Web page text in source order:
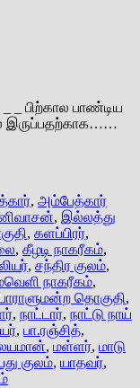
பிற்கால பாண்டிய
இருப்பதற்காக……
, அம்பேத்கார்
, இல்லத்து
, களப்பிரர்,
, கீழடி நாகரீகம்,
, சந்திர குலம்,
நாகரீகம்,
பாராளுமன்ற தொகுதி,
, நாட்டார், நாட்டு நாய்
, பா.ரஞ்சித்,
, மள்ளர், மாடு
குலம், யாதவர்,